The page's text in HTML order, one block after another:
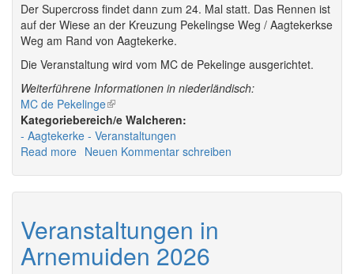
Der Supercross findet dann zum 24. Mal statt. Das Rennen ist
auf der Wiese an der Kreuzung Pekelingse Weg / Aagtekerkse
Weg am Rand von Aagtekerke.
Die Veranstaltung wird vom MC de Pekelinge ausgerichtet.
Weiterführene Informationen in niederländisch:
MC de Pekelinge(link
is
external)
Walcheren:
Aagtekerke
Veranstaltungen
Read more about
Neuen Kommentar schreiben
Veranstaltungen in
Arnemuiden 2026